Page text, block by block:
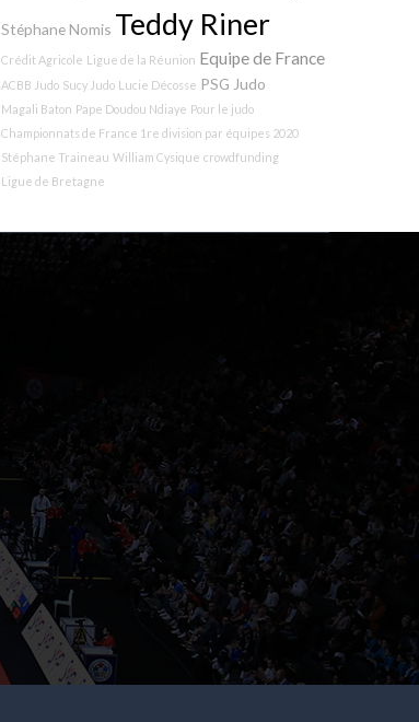
Stéphane Nomis Teddy Riner
Crédit Agricole Ligue de la Réunion Equipe de France
ACBB Judo Sucy Judo Lucie Décosse PSG Judo
Magali Baton Pape Doudou Ndiaye Pour le judo
Championnats de France 1re division par équipes 2020
Stéphane Traineau William Cysique crowdfunding
Ligue de Bretagne